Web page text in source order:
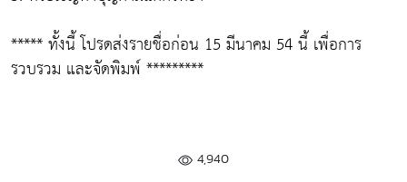
***** ทั้งนี้ โปรดส่งรายชื่อก่อน 15 มีนาคม 54 นี้ เพื่อการ
รวบรวม และจัดพิมพ์ *********
4,940